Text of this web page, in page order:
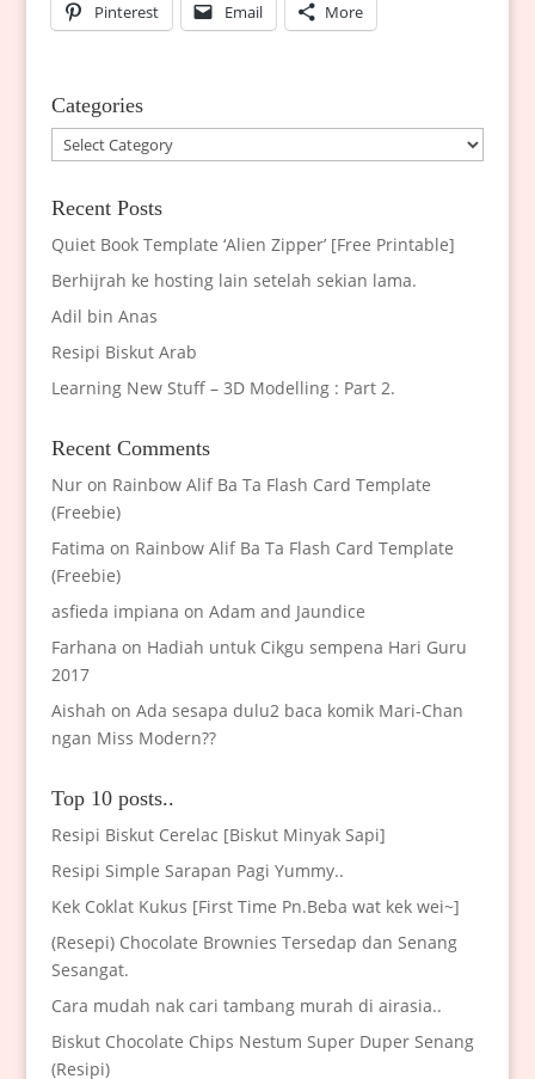
Pinterest Email More
Categories
Categories
Recent Posts
Quiet Book Template ‘Alien Zipper’ [Free Printable]
Berhijrah ke hosting lain setelah sekian lama.
Adil bin Anas
Resipi Biskut Arab
Learning New Stuff – 3D Modelling : Part 2.
Recent Comments
Nuron Rainbow Alif Ba Ta Flash Card Template
(Freebie)
Fatima on Rainbow Alif Ba Ta Flash Card Template
(Freebie)
asfieda impiana on Adam and Jaundice
Farhana on Hadiah untuk Cikgu sempena Hari Guru
2017
Aishah on Ada sesapa dulu2 baca komik Mari-Chan
ngan Miss Modern??
Top 10 posts..
Resipi Biskut Cerelac [Biskut Minyak Sapi]
Resipi Simple Sarapan Pagi Yummy..
Kek Coklat Kukus [First Time Pn.Beba wat kek wei~]
(Resepi) Chocolate Brownies Tersedap dan Senang
Sesangat.
Cara mudah nak cari tambang murah di airasia..
Biskut Chocolate Chips Nestum Super Duper Senang
(Resipi)